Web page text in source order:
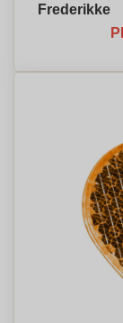
Frederikke